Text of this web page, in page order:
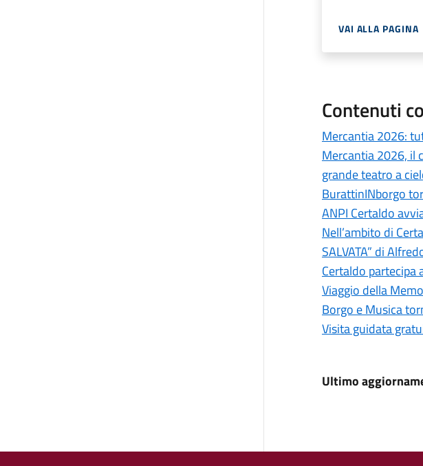
VAI ALLA PAGINA
Contenuti
Mercantia 2026:
Mercantia 2026, il
grande teatro a
BurattinINborgo
ANPI Certaldo
Nell’ambito di
SALVATA” di
Certaldo partecipa
Viaggio della
Borgo e Musica
Visita guidata
Ultimo